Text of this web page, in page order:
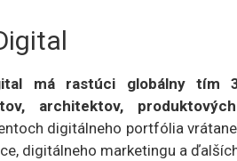
má rastúci globálny tím
architektov,
digitálneho portfólia
digitálneho marketingu a